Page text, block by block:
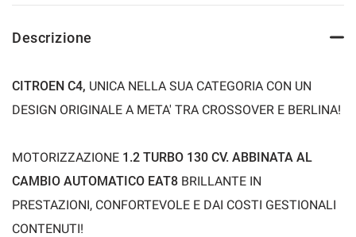
Descrizione
CITROEN C4, UNICA NELLA SUA CATEGORIA CON UN
DESIGN ORIGINALE A META' TRA CROSSOVER E BERLINA!
MOTORIZZAZIONE 1.2 TURBO 130 CV. ABBINATA AL
CAMBIO AUTOMATICO EAT8 BRILLANTE IN
PRESTAZIONI, CONFORTEVOLE E DAI COSTI GESTIONALI
CONTENUTI!
cookie
Puoi
modificare
le
tue
in
qualsiasi
momento.